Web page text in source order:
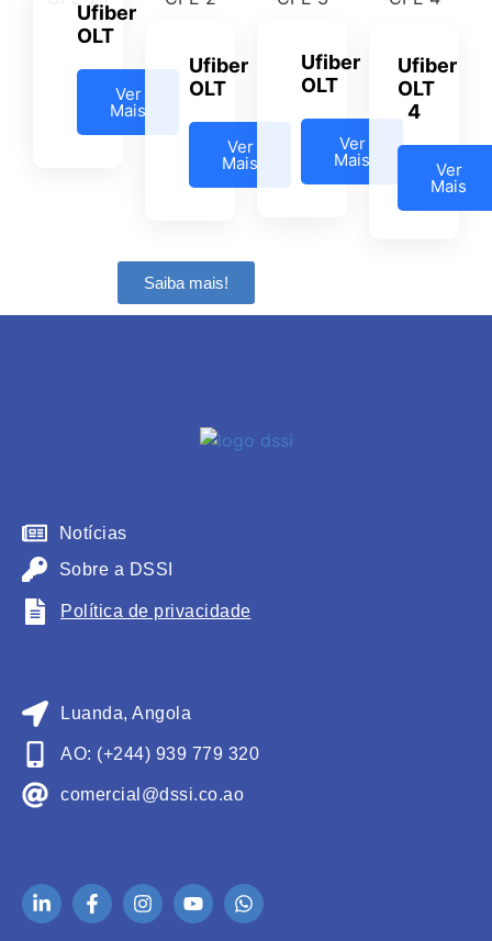
Ufiber
OLT
Ver
Mais
Ufiber
OLT
Ver
Mais
Ufiber
OLT
Ver
Mais
Ufiber
OLT
4
Ver
Mais
Saiba mais!
Notícias
Sobre a DSSI
Política de privacidade
Luanda, Angola
AO: (+244) 939 779 320
comercial@dssi.co.ao